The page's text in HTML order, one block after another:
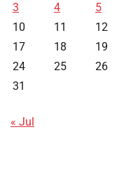
3
4 5
10
11 12
17
18 19
24
25 26
31
« Jul